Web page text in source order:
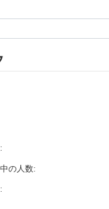
の人数: